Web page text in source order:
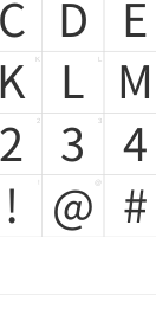
C D E
K
K
L
M
2
2
3
3 4
!
@
@ #